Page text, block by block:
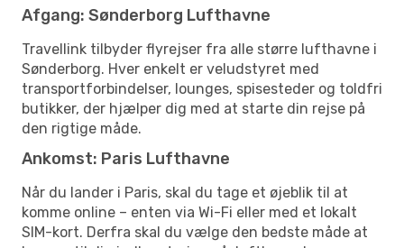
Afgang: Sønderborg Lufthavne
Travellink tilbyder flyrejser fra alle større lufthavne i
Sønderborg. Hver enkelt er veludstyret med
transportforbindelser, lounges, spisesteder og toldfri
butikker, der hjælper dig med at starte din rejse på
den rigtige måde.
Ankomst: Paris Lufthavne
Når du lander i Paris, skal du tage et øjeblik til at
komme online – enten via Wi-Fi eller med et lokalt
SIM-kort. Derfra skal du vælge den bedste måde at